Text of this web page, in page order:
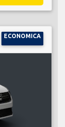
ECONOMICA